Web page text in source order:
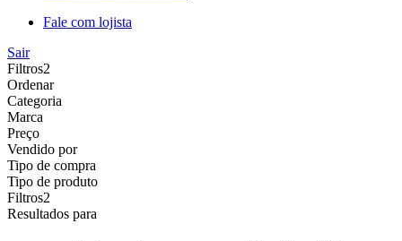
Fale com lojista
Sair
Filtros2
Ordenar
Categoria
Marca
Preço
Vendido por
Tipo de compra
Tipo de produto
Filtros2
Resultados para